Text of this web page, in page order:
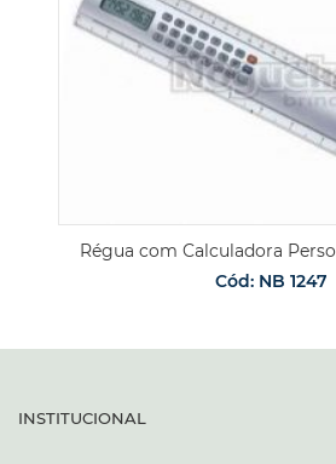
Régua com Calculadora
Cód: NB 1247
INSTITUCIONAL